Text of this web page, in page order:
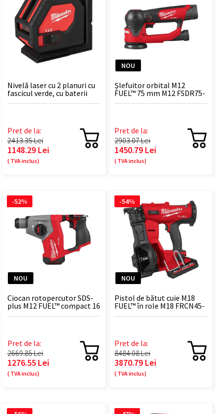
Nivelă laser cu 2 planuri cu
fascicul verde, cu baterii
alcaline CLL-C
Pret de la:
2413.35 Lei
1148.29 Lei
( TVA inclus)
NOU
Șlefuitor orbital M12
FUEL™ 75 mm M12 FSDR75-
202B
Pret de la:
2903.07 Lei
1450.79 Lei
( TVA inclus)
NOU
Ciocan rotopercutor SDS-
plus M12 FUEL™ compact 16
mm M12 FHAC16-0
Pret de la:
2669.85 Lei
1276.55 Lei
( TVA inclus)
-52%
NOU
Pistol de bătut cuie M18
FUEL™ în role M18 FRCN45-
302X
Pret de la:
8484.08 Lei
3870.79 Lei
( TVA inclus)
-54%